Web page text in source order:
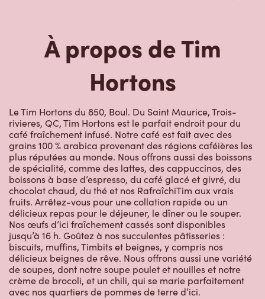
À propos de Tim
Hortons
Le Tim Hortons du 850, Boul. Du Saint Maurice, Trois-
rivieres, QC, Tim Hortons est le parfait endroit pour du
café fraîchement infusé. Notre café est fait avec des
grains 100 % arabica provenant des régions caféières les
plus réputées au monde. Nous offrons aussi des boissons
de spécialité, comme des lattes, des cappuccinos, des
boissons à base d’espresso, du café glacé et givré, du
chocolat chaud, du thé et nos RafraîchiTim aux vrais
fruits. Arrêtez-vous pour une collation rapide ou un
délicieux repas pour le déjeuner, le dîner ou le souper.
Nos œufs d’ici fraîchement cassés sont disponibles
jusqu’à 16 h. Goûtez à nos succulentes pâtisseries :
biscuits, muffins, Timbits et beignes, y compris nos
délicieux beignes de rêve. Nous offrons aussi une variété
de soupes, dont notre soupe poulet et nouilles et notre
crème de brocoli, et un chili, qui se marie parfaitement
avec nos quartiers de pommes de terre d’ici.